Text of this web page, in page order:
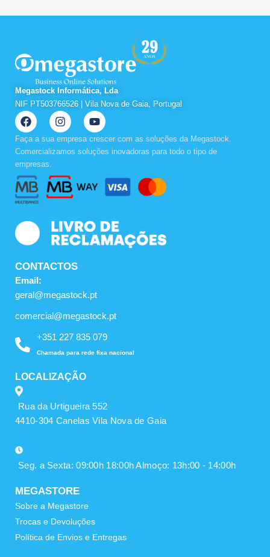
Megastock Informática, Lda
NIF PT503766526 | Vila Nova de Gaia, Portugal
F
a
c
e
o
o
k
I
n
s
t
r
a
m
Y
o
u
t
u
e
Faça a sua empresa crescer com as soluções da Megastock.
Comercializamos soluções inovadoras para todo o tipo de
empresas.
CONTACTOS
Email:
geral@megastock.pt
comercial@megastock.pt
+351 227 835 079
Chamada para rede fixa nacional
LOCALIZAÇÃO
Rua da Urtigueira 552
4410-304 Canelas Vila Nova de Gaia
Seg. a Sexta: 09:00h 18:00h Almoço: 13h:00 - 14:00h
MEGASTORE
Sobre a Megastore
Trocas e Devoluções
Política de Envios e Entregas